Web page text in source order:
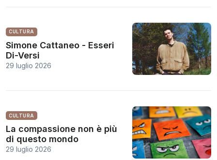
CULTURA
Simone Cattaneo - Esseri
Di-Versi
29 luglio 2026
CULTURA
La compassione non è più
di questo mondo
29 luglio 2026